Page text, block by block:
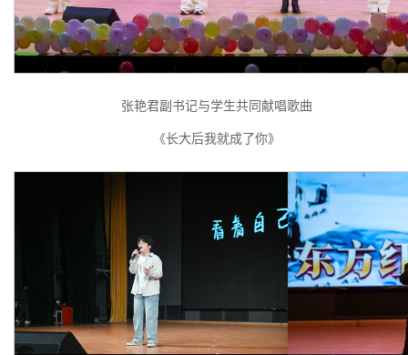
张艳君副书记与学生共同献唱歌曲
《长大后我就成了你》